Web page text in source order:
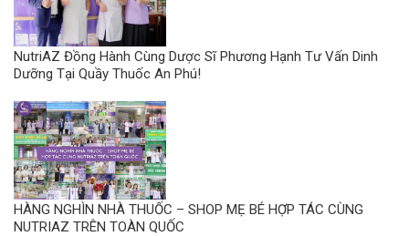
NutriAZ Đồng Hành Cùng Dược Sĩ Phương Hạnh Tư Vấn Dinh
Dưỡng Tại Quầy Thuốc An Phú!
HÀNG NGHÌN NHÀ THUỐC – SHOP MẸ BÉ HỢP TÁC CÙNG
NUTRIAZ TRÊN TOÀN QUỐC